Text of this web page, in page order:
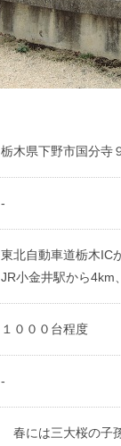
栃木県下野市国分寺
-
東北自動車道栃木IC
JR小金井駅から4km
１０００台程度
-
春には三大桜の子